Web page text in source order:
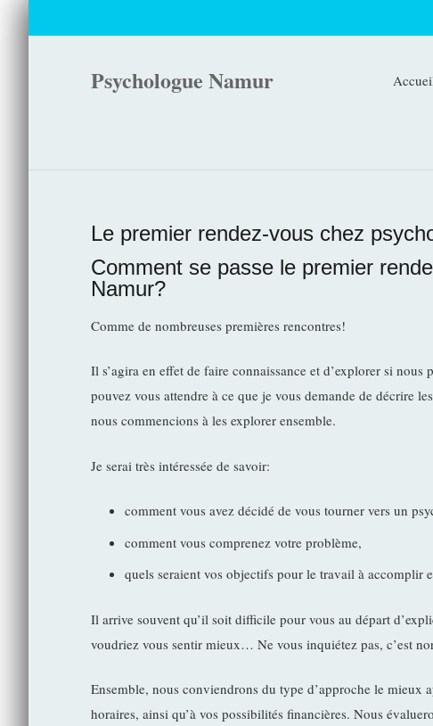
Psychologue Namur
Le premier rendez-vous chez
Comment se passe le premier
Namur?
Comme de nombreuses premières rencontres!
Il s’agira en effet de faire connaissance et d’explorer si
pouvez vous attendre à ce que je vous demande de décrire
nous commencions à les explorer ensemble.
Je serai très intéressée de savoir:
comment vous avez décidé de vous tourner vers un
comment vous comprenez votre problème,
quels seraient vos objectifs pour le travail à accomplir
Il arrive souvent qu’il soit difficile pour vous au départ
voudriez vous sentir mieux… Ne vous inquiétez pas, c’est
Ensemble, nous conviendrons du type d’approche le mieux
horaires, ainsi qu’à vos possibilités financières. Nous